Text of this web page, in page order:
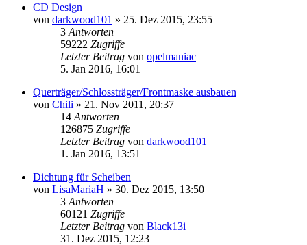
CD Design
von darkwood101 » 25. Dez 2015, 23:55
3 Antworten
59222 Zugriffe
Letzter Beitrag von opelmaniac
5. Jan 2016, 16:01
Querträger/Schlossträger/Frontmaske ausbauen
von Chili » 21. Nov 2011, 20:37
14 Antworten
126875 Zugriffe
Letzter Beitrag von darkwood101
1. Jan 2016, 13:51
Dichtung für Scheiben
von LisaMariaH » 30. Dez 2015, 13:50
3 Antworten
60121 Zugriffe
Letzter Beitrag von Black13i
31. Dez 2015, 12:23